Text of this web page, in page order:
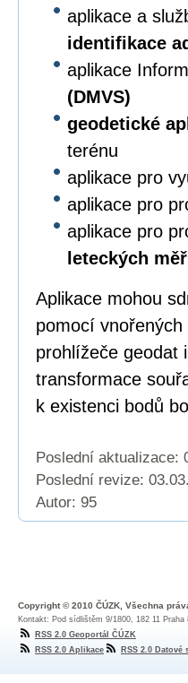
aplikace a
identifikace
aplikace
(DMVS)
geodetické
terénu
aplikace pro
aplikace pro
aplikace pro
leteckých
Aplikace mohou
pomocí
prohlížeče geodat
transformace
k existenci bodů
Poslední aktualizace:
Poslední revize:
Autor: 95
Copyright © 2010 ČÚZK, Všechna
Kontakt: Pod sídlištěm 9/1800, 182 11
RSS 2.0 Geoportál ČÚZK
RSS 2.0 Aplikace
RSS 2.0 Datové